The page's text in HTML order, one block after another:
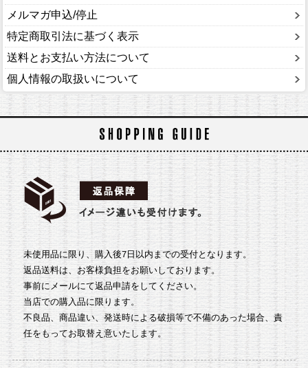
メルマガ申込/停止
特定商取引法に基づく表示
送料とお支払い方法について
個人情報の取扱いについて
未使用品に限り、購入後7日以内までの受付となります。
返品送料は、お客様負担をお願いしております。
事前にメールにて返品申請をしてください。
当店での購入品に限ります。
不良品、商品違い、発送時による破損等で不備のあった場合、責
任をもってお取替え意いたします。